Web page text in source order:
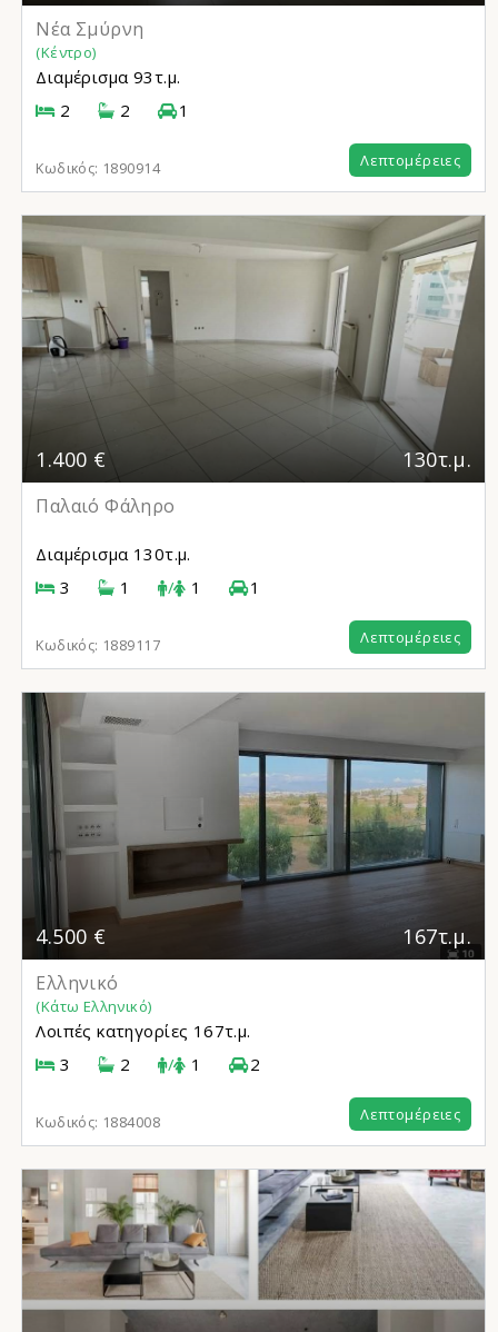
Νέα Σμύρνη
(Κέντρο)
Διαμέρισμα 93τ.μ.
2
2 1
Κωδικός: 1890914 Λεπτομέρειες
1.400 € 130τ.μ.
Παλαιό Φάληρο
Διαμέρισμα 130τ.μ.
3
1 / 1 1
Κωδικός: 1889117 Λεπτομέρειες
4.500 € 167τ.μ.
Ελληνικό
(Κάτω Ελληνικό)
Λοιπές κατηγορίες 167τ.μ.
3
2 / 1 2
Κωδικός: 1884008 Λεπτομέρειες